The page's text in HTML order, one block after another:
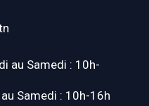
au Samedi : 10h-
Samedi : 10h-16h